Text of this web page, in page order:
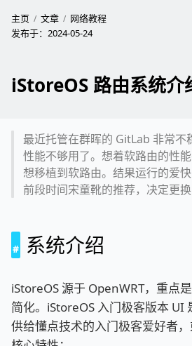
主页 文章
网络教程
发布于： 2024-05-24
iStoreOS 路由系统介
最近托管在群晖的 GitLab 非常不
性能不够用了。想着软路由的性
想移植到软路由。结果运行的爱
前段时间宋童靴的推荐，决定更换
系统介绍
iStoreOS 源于 OpenWRT，重点
简化。iStoreOS 入门极客版本 UI
供给懂点技术的入门极客爱好者，